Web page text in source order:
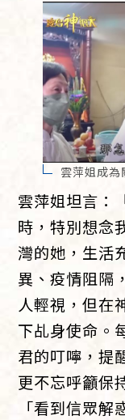
雲萍姐成為
雲萍姐坦言：
時，特別想念
灣的她，生活
異、疫情阻隔
人輕視，但在
下乩身使命。
君的叮嚀，提
更不忘呼籲保
「看到信眾